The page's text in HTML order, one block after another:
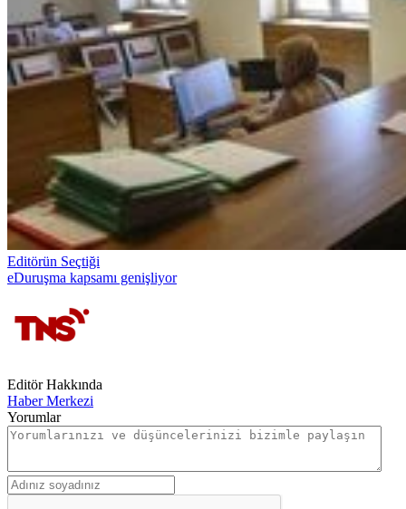
Editörün Seçtiği
eDuruşma kapsamı genişliyor
Editör Hakkında
Haber Merkezi
Yorumlar